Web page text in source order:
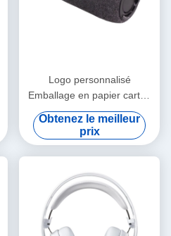
Logo personnalisé
Emballage en papier carton
pliable en or blanc / noir /
rose Luxe boîte cadeau
magnétique avec fermeture
à ruban
Obtenez le meilleur
prix